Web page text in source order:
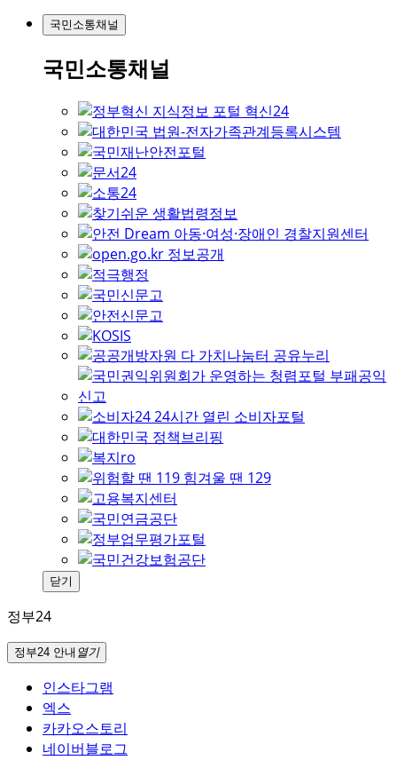
국민소통채널
국민소통채널
닫기
정부24
정부24 안내 열기
인스타그램
엑스
카카오스토리
네이버블로그